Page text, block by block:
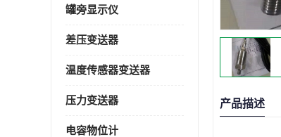
罐旁显示仪
差压变送器
温度传感器变送器
压力变送器
电容物位计
产品描述